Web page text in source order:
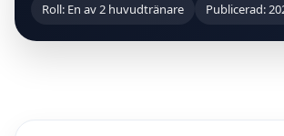
Roll: En av 2 huvudtränare
Publicerad: